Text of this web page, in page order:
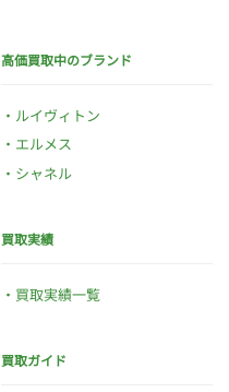
高価買取中のブランド
ルイヴィトン
エルメス
シャネル
買取実績
買取実績一覧
買取ガイド